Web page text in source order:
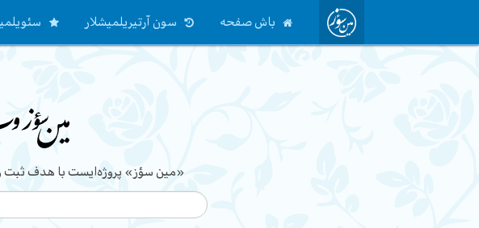
باش صفحه سون آرتیریلمیشلار
«مین سؤز» پروژه‌ایست با هدف ثبت و